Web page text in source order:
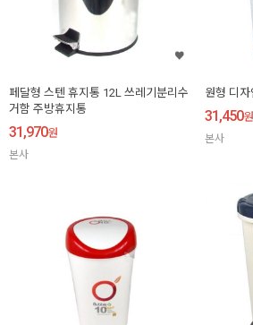
페달형 스텐 휴지통 12L 쓰레기분리수
거함 주방휴지통
31,970원
본사
원형 디
31,450원
본사